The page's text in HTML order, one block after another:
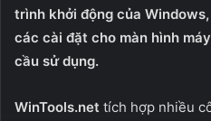
trình khởi động của
các cài đặt cho màn hình
cầu sử dụng.
WinTools.net tích hợp nhiều